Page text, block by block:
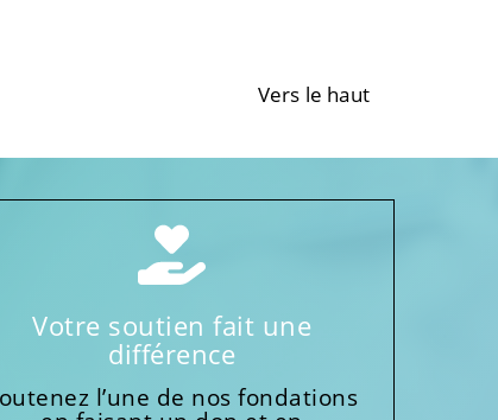
Vers le haut
Votre soutien fait une
différence
l’une de nos fondations